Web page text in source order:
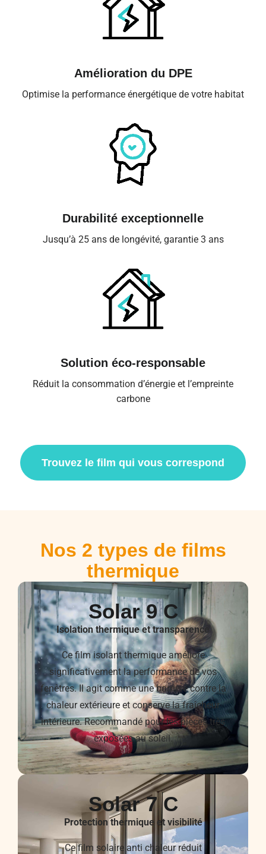
Amélioration du DPE
Optimise la performance énergétique de votre habitat
Durabilité exceptionnelle
Jusqu’à 25 ans de longévité, garantie 3 ans
Solution éco-responsable
Réduit la consommation d’énergie et l’empreinte
carbone
Trouvez le film qui vous correspond
Nos 2 types de films
thermique
Solar 9 C
Isolation thermique et transparence
Ce film isolant thermique améliore
significativement la performance de vos
fenêtres. Il agit comme une barrière contre la
chaleur extérieure et conserve la fraîcheur
intérieure. Recommandé pour les pièces très
exposées au soleil.
Solar 7 C
Protection thermique et visibilité
Ce film solaire anti chaleur réduit